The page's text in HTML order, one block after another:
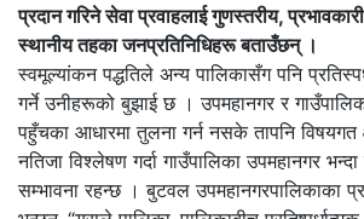
प्रदान गरिने सेवा प्रवाहलाई गुणस्तरीय,
स्थानीय तहका जनप्रतिनिधिहरू बताउँछन् ।
स्वमूल्यांकन पद्धतिले अन्य पालिकासँग पनि
गर्ने उनीहरूको बुझाई छ । उपमहानगर र
पहुँचका आधारमा तुलना गर्न नसके तापनि विषयगत
नतिजा विश्लेषण गर्दा गाउँपालिका उपमहानगर
सम्भावना रहन्छ । बुटवल उपमहानगरपालिकाका